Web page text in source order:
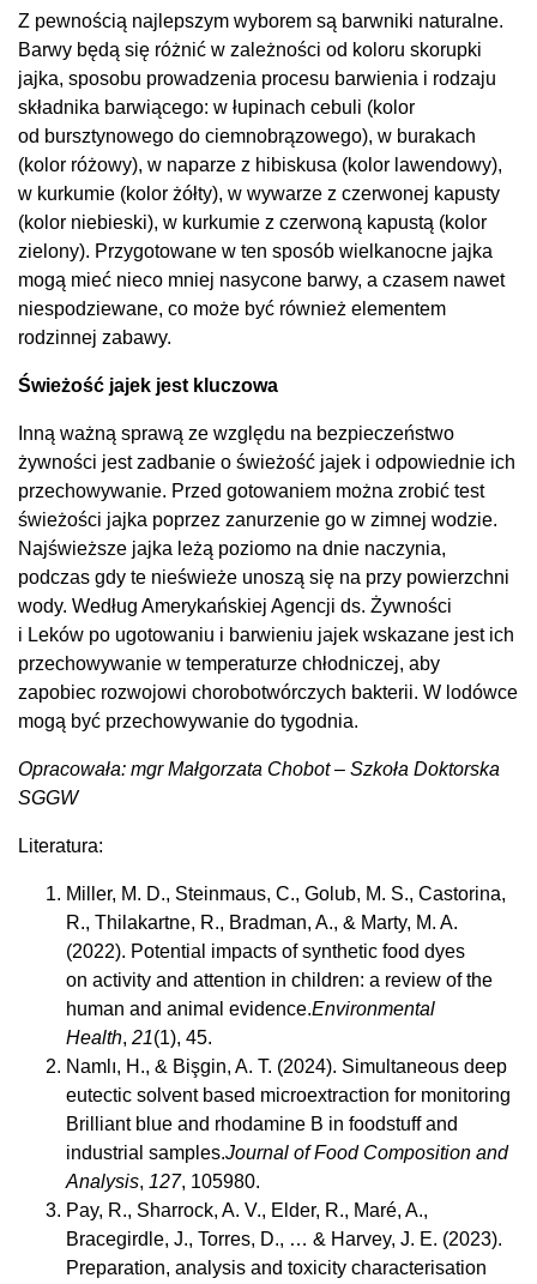
Z pewnością najlepszym wyborem są barwniki naturalne.
Barwy będą się różnić w zależności od koloru skorupki
jajka, sposobu prowadzenia procesu barwienia i rodzaju
składnika barwiącego: w łupinach cebuli (kolor
od bursztynowego do ciemnobrązowego), w burakach
(kolor różowy), w naparze z hibiskusa (kolor lawendowy),
w kurkumie (kolor żółty), w wywarze z czerwonej kapusty
(kolor niebieski), w kurkumie z czerwoną kapustą (kolor
zielony). Przygotowane w ten sposób wielkanocne jajka
mogą mieć nieco mniej nasycone barwy, a czasem nawet
niespodziewane, co może być również elementem
rodzinnej zabawy.
Świeżość jajek jest kluczowa
Inną ważną sprawą ze względu na bezpieczeństwo
żywności jest zadbanie o świeżość jajek i odpowiednie ich
przechowywanie. Przed gotowaniem można zrobić test
świeżości jajka poprzez zanurzenie go w zimnej wodzie.
Najświeższe jajka leżą poziomo na dnie naczynia,
podczas gdy te nieświeże unoszą się na przy powierzchni
wody. Według Amerykańskiej Agencji ds. Żywności
i Leków po ugotowaniu i barwieniu jajek wskazane jest ich
przechowywanie w temperaturze chłodniczej, aby
zapobiec rozwojowi chorobotwórczych bakterii. W lodówce
mogą być przechowywanie do tygodnia.
Opracowała: mgr Małgorzata Chobot – Szkoła Doktorska
SGGW
Literatura:
Miller, M. D., Steinmaus, C., Golub, M. S., Castorina,
R., Thilakartne, R., Bradman, A., & Marty, M. A.
(2022). Potential impacts of synthetic food dyes
on activity and attention in children: a review of the
human and animal evidence.Environmental
Health, 21(1), 45.
Namlı, H., & Bişgin, A. T. (2024). Simultaneous deep
eutectic solvent based microextraction for monitoring
Brilliant blue and rhodamine B in foodstuff and
industrial samples.Journal of Food Composition and
Analysis, 127, 105980.
Pay, R., Sharrock, A. V., Elder, R., Maré, A.,
Bracegirdle, J., Torres, D., … & Harvey, J. E. (2023).
Preparation, analysis and toxicity characterisation